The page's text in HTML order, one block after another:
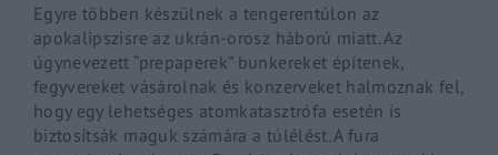
Egyre többen készülnek a tengerentúlon az
apokalipszisre az ukrán-orosz háború miatt. Az
úgynevezett “prepaperek” bunkereket építenek,
fegyvereket vásárolnak és konzerveket halmoznak fel,
hogy egy lehetséges atomkatasztrófa esetén is
biztosítsák maguk számára a túlélést. A fura